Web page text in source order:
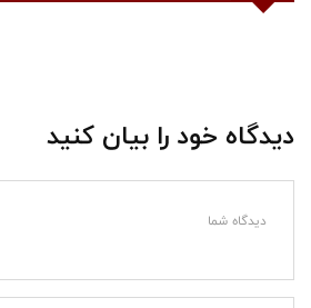
دیدگاه خود را بیان کنید